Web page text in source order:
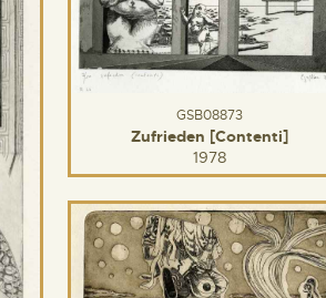
GSB08873
Zufrieden [Contenti]
1978